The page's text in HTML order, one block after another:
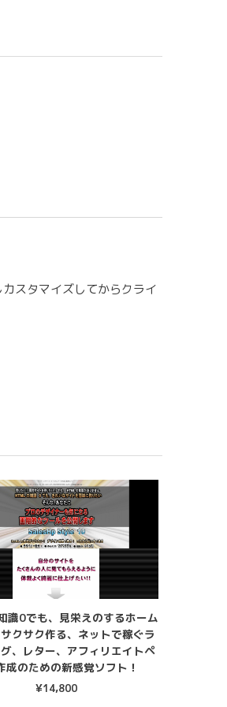
スタマイズしてからクライ
識0でも、見栄えのするホーム
クサク作る、ネットで稼ぐラ
、レター、アフィリエイトペ
成のための新感覚ソフト！
¥14,800